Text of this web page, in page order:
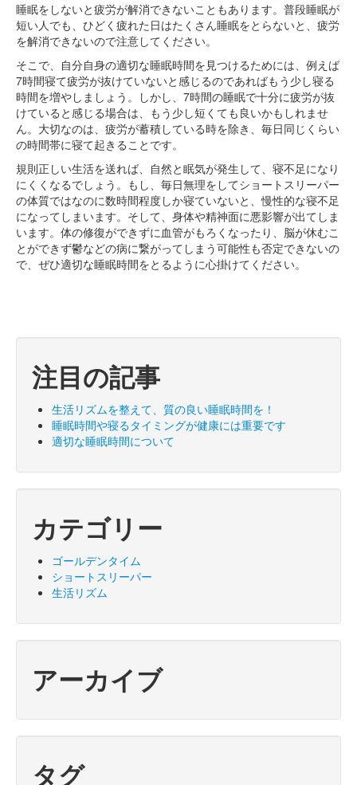
睡眠をしないと疲労が解消できないこともあります。普段睡眠が
短い人でも、ひどく疲れた日はたくさん睡眠をとらないと、疲労
を解消できないので注意してください。
そこで、自分自身の適切な睡眠時間を見つけるためには、例えば
7時間寝て疲労が抜けていないと感じるのであればもう少し寝る
時間を増やしましょう。しかし、7時間の睡眠で十分に疲労が抜
けていると感じる場合は、もう少し短くても良いかもしれませ
ん。大切なのは、疲労が蓄積している時を除き、毎日同じくらい
の時間帯に寝て起きることです。
規則正しい生活を送れば、自然と眠気が発生して、寝不足になり
にくくなるでしょう。もし、毎日無理をしてショートスリーパー
の体質ではなのに数時間程度しか寝ていないと、慢性的な寝不足
になってしまいます。そして、身体や精神面に悪影響が出てしま
います。体の修復ができずに血管がもろくなったり、脳が休むこ
とができず鬱などの病に繋がってしまう可能性も否定できないの
で、ぜひ適切な睡眠時間をとるように心掛けてください。
注目の記事
生活リズムを整えて、質の良い睡眠時間を！
睡眠時間や寝るタイミングが健康には重要です
適切な睡眠時間について
カテゴリー
ゴールデンタイム
ショートスリーパー
生活リズム
アーカイブ
タグ